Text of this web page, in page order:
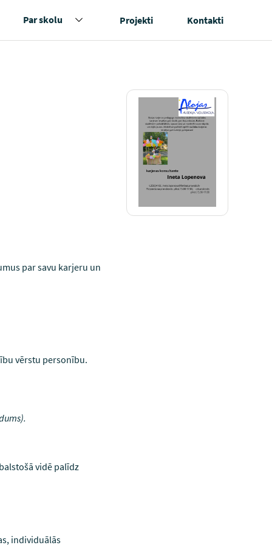
Par skolu Projekti Kontakti
par savu karjeru un
vērstu personību.
vidē palīdz
individuālās